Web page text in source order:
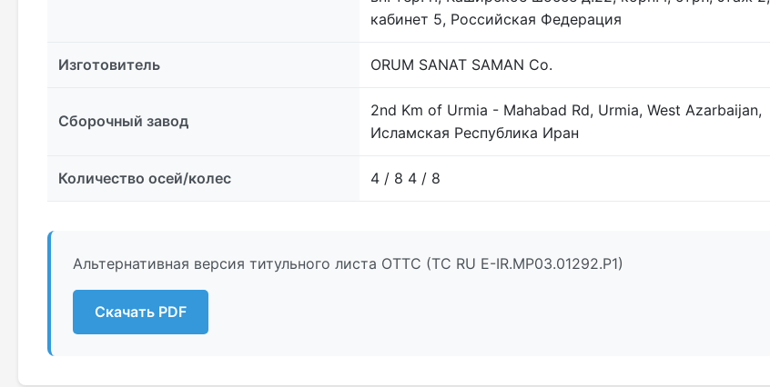
кабинет 5, Российская Федерация
Изготовитель ORUM SANAT SAMAN Co.
Сборочный завод
2nd Km of Urmia - Mahabad Rd, Urmia, West Azarbaijan,
Исламская Республика Иран
Количество осей/колес 4 / 8 4 / 8
Альтернативная версия титульного листа ОТТС (ТС RU Е-IR.МР03.01292.Р1)
Скачать PDF